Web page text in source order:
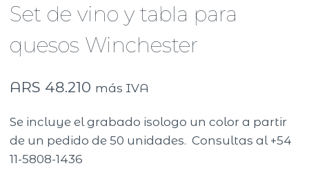
Set de vino y tabla para
quesos Winchester
ARS 48.210 más IVA
Se incluye el grabado isologo un color a partir
de un pedido de 50 unidades. Consultas al +54
11-5808-1436